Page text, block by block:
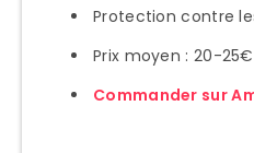
Protection contre
Prix moyen : 20-25€
Commander sur